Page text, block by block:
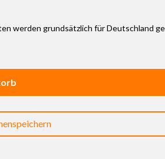
werden grundsätzlich für Deutschland